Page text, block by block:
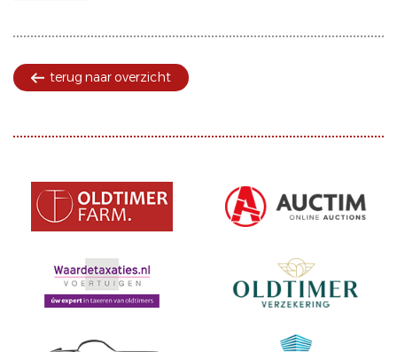
terug naar overzicht